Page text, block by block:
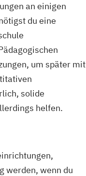
an einigen
du eine
um später mit
solide
helfen.
werden, wenn du